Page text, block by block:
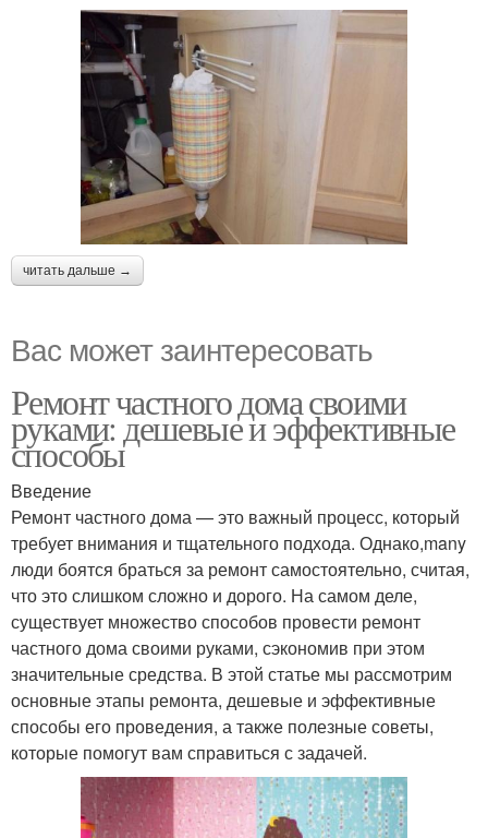
читать дальше →
Вас может заинтересовать
Ремонт частного дома своими
руками: дешевые и эффективные
способы
Введение
Ремонт частного дома — это важный процесс, который
требует внимания и тщательного подхода. Однако,many
люди боятся браться за ремонт самостоятельно, считая,
что это слишком сложно и дорого. На самом деле,
существует множество способов провести ремонт
частного дома своими руками, сэкономив при этом
значительные средства. В этой статье мы рассмотрим
основные этапы ремонта, дешевые и эффективные
способы его проведения, а также полезные советы,
которые помогут вам справиться с задачей.